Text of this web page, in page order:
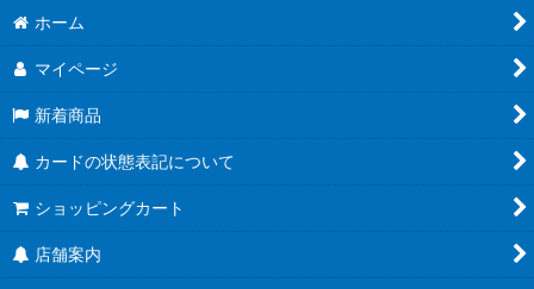
ホーム
マイページ
新着商品
カードの状態表記について
ショッピングカート
店舗案内